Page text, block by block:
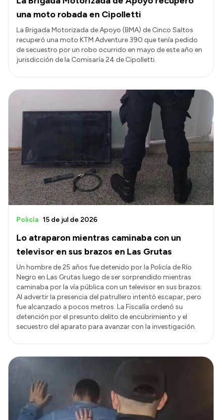
una moto robada en Cipolletti
La Brigada Motorizada de Apoyo (BMA) de Cinco Saltos
recuperó una moto KTM Adventure 390 que tenía pedido
de secuestro por un robo ocurrido en mayo de este año en
jurisdicción de la Comisaría 24 de Cipolletti.
Lo atraparon mientras caminaba con un
televisor en sus brazos en Las Grutas
Policía 15 de jul de 2026
Un hombre de 25 años fue detenido por la Policía de Río
Negro en Las Grutas luego de ser sorprendido mientras
caminaba por la vía pública con un televisor en sus brazos.
Al advertir la presencia del patrullero intentó escapar, pero
fue alcanzado a pocos metros. La Fiscalía ordenó su
detención por el presunto delito de encubrimiento y el
secuestro del aparato para avanzar con la investigación.